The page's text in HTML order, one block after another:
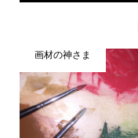
画材の神さま